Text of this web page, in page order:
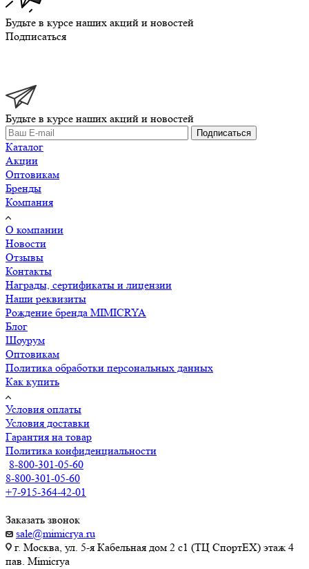
Будьте в курсе наших акций и новостей
Подписаться
Будьте в курсе наших акций и новостей
Подписаться
Каталог
Акции
Оптовикам
Бренды
Компания
О компании
Новости
Отзывы
Контакты
Награды, сертификаты и лицензии
Наши реквизиты
Рождение бренда MIMICRYA
Блог
Шоурум
Оптовикам
Политика обработки персональных данных
Как купить
Условия оплаты
Условия доставки
Гарантия на товар
Политика конфиденциальности
8-800-301-05-60
8-800-301-05-60
+7-915-364-42-01
Заказать звонок
sale@mimicrya.ru
г. Москва, ул. 5-я Кабельная дом 2 с1 (ТЦ СпортEX) этаж 4
пав. Mimicrya